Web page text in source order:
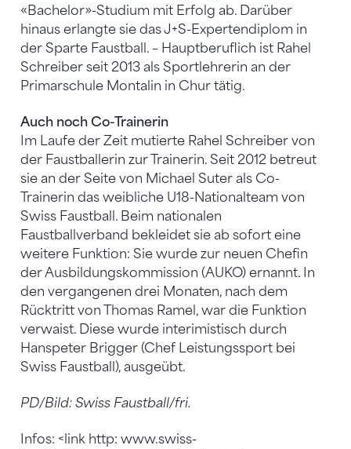
«Bachelor»-Studium mit Erfolg ab. Darüber
hinaus erlangte sie das J+S-Expertendiplom in
der Sparte Faustball. – Hauptberuflich ist Rahel
Schreiber seit 2013 als Sportlehrerin an der
Primarschule Montalin in Chur tätig.
Auch noch Co-Trainerin
Im Laufe der Zeit mutierte Rahel Schreiber von
der Faustballerin zur Trainerin. Seit 2012 betreut
sie an der Seite von Michael Suter als Co-
Trainerin das weibliche U18-Nationalteam von
Swiss Faustball. Beim nationalen
Faustballverband bekleidet sie ab sofort eine
weitere Funktion: Sie wurde zur neuen Chefin
der Ausbildungskommission (AUKO) ernannt. In
den vergangenen drei Monaten, nach dem
Rücktritt von Thomas Ramel, war die Funktion
verwaist. Diese wurde interimistisch durch
Hanspeter Brigger (Chef Leistungssport bei
Swiss Faustball), ausgeübt.
PD/Bild: Swiss Faustball/fri.
Infos: <link http: www.swiss-